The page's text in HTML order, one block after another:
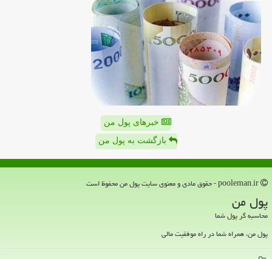
خبرهای پول من
بازگشت به پول من
پول من
محاسبه گر پول شما
پول من، همراه شما در راه موفقیت مالی